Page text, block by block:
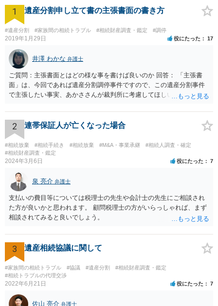
しかしなかったこと等を丁寧に主張・立証した結果、こちらの言い分がほぼ
通った和解での解決となりました。 相手方の相続人から開示された遺産目録
等に不審な点や不明な点があると思われましたら、是非一度ご相談くださ
い。
1 遺産分割申し立て書の主張書面の書き方
#遺産分割 #家族間の相続トラブル #相続財産調査・鑑定 #調停
2019年1月29日 役にたった 17
井澤 わかな 弁護士
ご質問：主張書面とはどの様な事を書けば良いのか 回答： 「主張書
面」は、今回であれば遺産分割調停事件ですので、この遺産分割事件
で主張したい事実、あかささんが裁判所に考慮してほしいと思う、亡
ります。 もし、主張したい事実や考慮してほしい事情に関連して
資料を持っているようであれば、主張書面とは別で提出できます。も
し、お姉さんに見られたくないような資料がある場合、「非開示の希
望に関する申出書」と共に提出することも考えられます。 ご質問：書
いた方が良い事と書かない方が良い事 回答： お姉さんが申立書の「申
立ての趣旨」のところに書いている遺産の分け方に対して意見があれ
ば、まずそれを書くとよいです。 次に「申立ての理由」のところに、
なぜ調停を申し立てたのか(例えば、あかささんと話合いが出来ない／
決裂した、など)や亡くなった方・あかささん・お姉さん間の事情やい
きさつなどが書かれていると思うので、あかささんから見てそれは違
うと感じるところは、どのように違うのか、など書くとよいです。 そ
の他、お姉さんの申立書には書かれていないけど、どのように遺産を
(例えば、○○のときにお姉さんは亡くなった方からお金を援助してもら
った等)、それも書くとよいです。 書かない方が良いと思うことは、遺
産分割に関係ない(と思われる)いきさつを沢山盛り込むことだと考えま
す(あくまで遺産分割に関係することに留める方が、裁判所や調停委員
の方に事情を理解してもらいやすいと思います)。
2 連帯保証人が亡くなった場合
#相続放棄 #相続手続き #相続放棄 #M&A・事業承継
#相続人調査・確定
#相続財産調査・鑑定
2024年3月6日 役にたった 7
泉 亮介 弁護士
支払いの費目等については税理士の先生や会計士の先生にご相談され
た方が良いかと思われます。 顧問税理士の方がいらっしゃれば、まず
相談されてみると良いでしょう。
3 遺産相続協議に関して
#家族間の相続トラブル #協議 #遺産分割
#相続財産調査・鑑定
#相続トラブルの代理交渉
2022年6月21日 役にたった 7
佐山 亮介 弁護士